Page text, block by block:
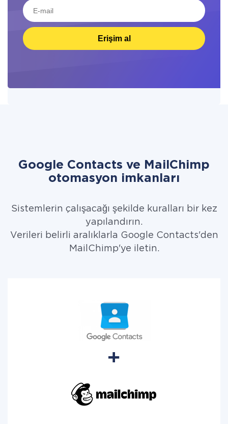
Erişim al
Google Contacts ve MailChimp
otomasyon imkanları
Sistemlerin çalışacağı şekilde kuralları bir kez
yapılandırın.
Verileri belirli aralıklarla Google Contacts'den
MailChimp'ye iletin.